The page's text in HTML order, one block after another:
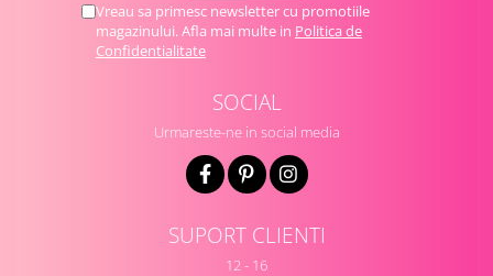
Vreau sa primesc newsletter cu promotiile
magazinului. Afla mai multe in Politica de
Confidentialitate
SOCIAL
Urmareste-ne in social media
SUPORT CLIENTI
12 - 16